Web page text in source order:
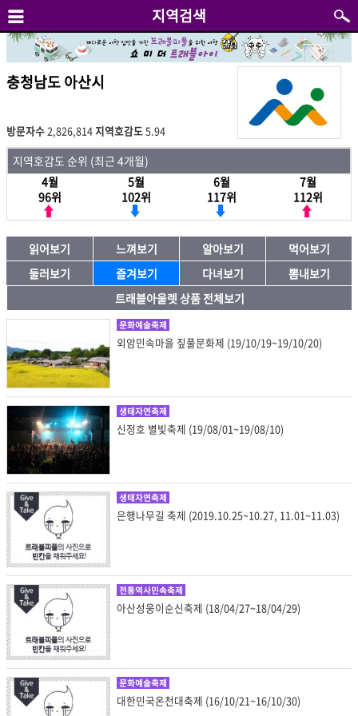
지역검색
충청남도 아산시
방문자수2,826,814지역호감도 5.94
지역호감도 순위 (최근 4개월)
4월
96위
5월
102위
6월
117위
7월
112위
읽어보기 느껴보기 알아보기
먹어보기
둘러보기
즐겨보기 다녀보기
뽐내보기
트래블아울렛 상품 전체보기
문화예술축제
외암민속마을 짚풀문화제 (19/10/19~19/10/20)
생태자연축제
신정호 별빛축제 (19/08/01~19/08/10)
생태자연축제
은행나무길 축제 (2019.10.25~10.27, 11.01~11.03)
전통역사민속축제
아산성웅이순신축제 (18/04/27~18/04/29)
문화예술축제
대한민국온천대축제 (16/10/21~16/10/30)